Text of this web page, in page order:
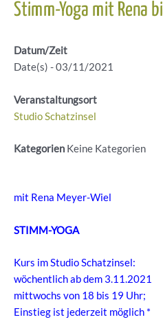
Stimm-Yoga mit Rena
Datum/Zeit
Date(s) - 03/11/2021
Veranstaltungsort
Studio Schatzinsel
Kategorien Keine Kategorien
mit Rena Meyer-Wiel
STIMM-YOGA
Kurs im Studio Schatzinsel:
wöchentlich ab dem 3.11.2021
mittwochs von 18 bis 19 Uhr;
Einstieg ist jederzeit möglich *